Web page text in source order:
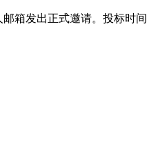
箱发出正式邀请。投标时